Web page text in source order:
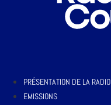
PRÉSENTATION DE LA RADIO
EMISSIONS